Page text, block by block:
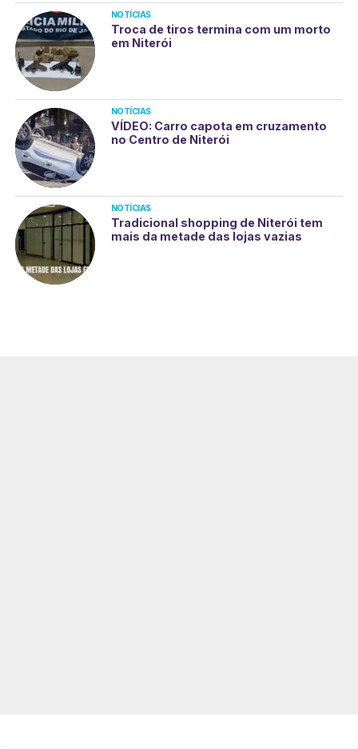
NOTÍCIAS
Troca de tiros termina com um morto
em Niterói
NOTÍCIAS
VÍDEO: Carro capota em cruzamento
no Centro de Niterói
NOTÍCIAS
Tradicional shopping de Niterói tem
mais da metade das lojas vazias